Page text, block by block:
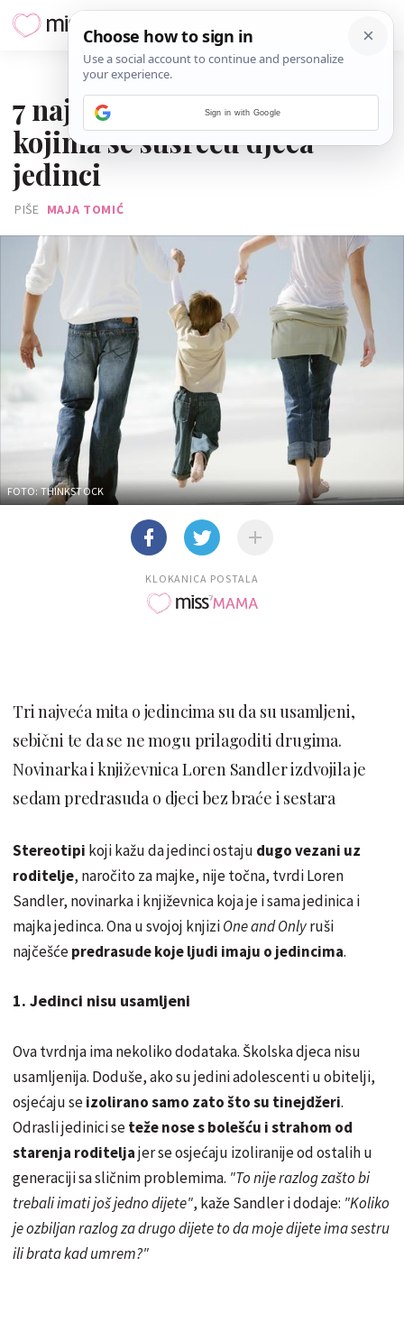
7 najčešćih predrasuda s
kojima se susreću djeca
jedinci
PIŠE MAJA TOMIĆ
FOTO: THINKSTOCK
KLOKANICA POSTALA
Tri najveća mita o jedincima su da su usamljeni,
sebični te da se ne mogu prilagoditi drugima.
Novinarka i književnica Loren Sandler izdvojila je
sedam predrasuda o djeci bez braće i sestara
Stereotipi koji kažu da jedinci ostaju dugo vezani uz
roditelje, naročito za majke, nije točna, tvrdi Loren
Sandler, novinarka i književnica koja je i sama jedinica i
majka jedinca. Ona u svojoj knjiziOne and Onlyruši
najčešćepredrasude koje ljudi imaju o jedincima.
1. Jedinci nisu usamljeni
Ova tvrdnja ima nekoliko dodataka. Školska djeca nisu
usamljenija. Doduše, ako su jedini adolescenti u obitelji,
osjećaju seizolirano samo zato što su tinejdžeri.
Odrasli jedinici seteže nose s bolešću i strahom od
starenja roditeljajer se osjećaju izoliranije od ostalih u
generaciji sa sličnim problemima. "To nije razlog zašto bi
trebali imati još jedno dijete", kaže Sandler i dodaje: "Koliko
je ozbiljan razlog za drugo dijete to da moje dijete ima sestru
ili brata kad umrem?"
Sign in with Google